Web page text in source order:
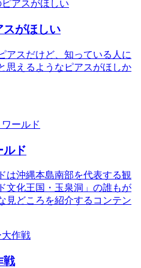
スがほしい
アスだけど、知っている人に
思えるようなピアスがほしか
ルド
は沖縄本島南部を代表する観
文化王国・玉泉洞」の誰もが
見どころを紹介するコンテン
戦